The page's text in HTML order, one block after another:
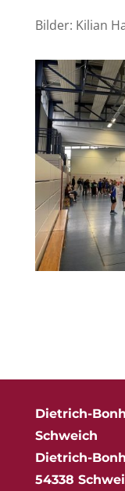
Bilder: Kilian
Dietrich-
Schweich
Dietrich-
54338